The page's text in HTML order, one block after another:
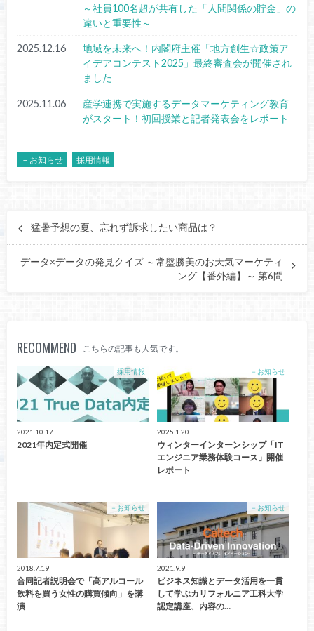
～社員100名超が共有した「人間関係の貯金」の
違いと重要性～
2025.12.16
地域を未来へ！内閣府主催「地方創生☆政策ア
イデアコンテスト2025」最終審査会が開催され
ました
2025.11.06
産学連携で実施するデータマーケティング教育
がスタート！初回授業と記者発表会をレポート
－お知らせ 採用情報
猛暑予想の夏、忘れず訴求したい商品は？
データ×データの発見クイズ ～常盤勝美のお天気マーケティ
ング【番外編】～ 第6問
RECOMMEND こちらの記事も人気です。
採用情報
2021.10.17
2021年内定式開催
－お知らせ
2025.1.20
ウィンターインターンシップ「IT
エンジニア業務体験コース」開催
レポート
－お知らせ
2018.7.19
合同記者説明会で「高アルコール
飲料を買う女性の購買傾向」を講
演
－お知らせ
2021.9.9
ビジネス知識とデータ活用を一貫
して学ぶカリフォルニア工科大学
認定講座、内容の…